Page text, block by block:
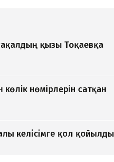
қызы Тоқаевқа
нөмірлерін сатқан
келісімге қол қойылды